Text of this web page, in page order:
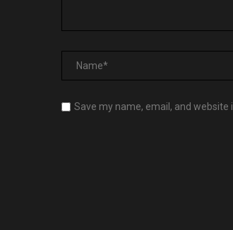
Save my name, email, and